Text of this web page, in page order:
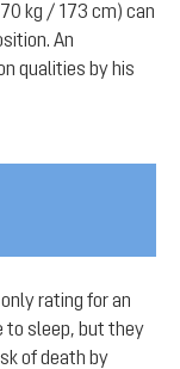
kg / 173 cm) can
An
qualities by his
rating for an
to sleep, but they
of death by